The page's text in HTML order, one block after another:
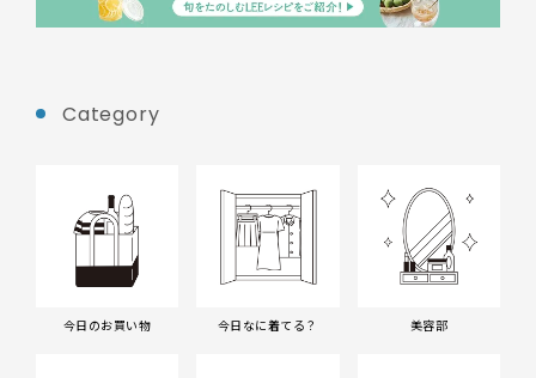
Category
今日のお買い物 今日なに着てる？ 美容部